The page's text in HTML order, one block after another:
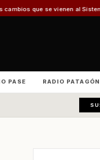
vienen al Sistema de Admisión
PASE RADIO